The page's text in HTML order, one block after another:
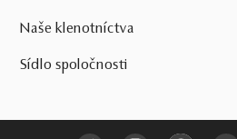
Naše klenotníctva
Sídlo spoločnosti